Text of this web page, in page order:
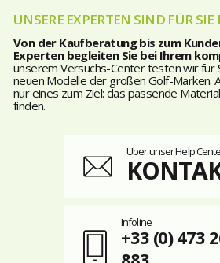
UNSERE EXPERTEN SIND FÜR SIE
Von der Kaufberatung bis zum
Experten begleiten Sie bei Ihrem
unserem Versuchs-Center testen wir für
neuen Modelle der großen Golf-Marken.
nur eines zum Ziel: das passende
finden.
Über unser Help
Infoline
+33 (0) 473